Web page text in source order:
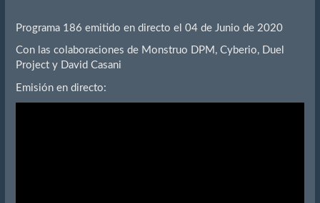
Programa 186 emitido en directo el 04 de Junio de 2020
Con las colaboraciones de Monstruo DPM, Cyberio, Duel
Project y David Casani
Emisión en directo: